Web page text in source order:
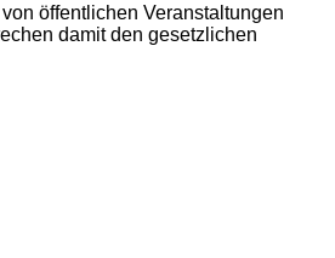
öffentlichen Veranstaltungen
damit den gesetzlichen